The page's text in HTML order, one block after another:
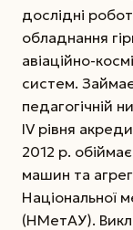
дослідні
обладнання
авіаційно-
систем.
педагогічній
ІV рівня
2012 р.
машин та
Національної
(НМетАУ).